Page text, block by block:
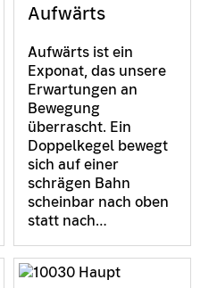
Aufwärts
Aufwärts ist ein
Exponat, das unsere
Erwartungen an
Bewegung
überrascht. Ein
Doppelkegel bewegt
sich auf einer
schrägen Bahn
scheinbar nach oben
statt nach…